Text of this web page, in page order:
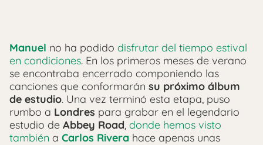
Manuel no ha podido disfrutar del tiempo estival
en condiciones. En los primeros meses de verano
se encontraba encerrado componiendo las
canciones que conformarán su próximo álbum
de estudio. Una vez terminó esta etapa, puso
rumbo a Londres para grabar en el legendario
estudio de Abbey Road, donde hemos visto
también a Carlos Rivera hace apenas unas